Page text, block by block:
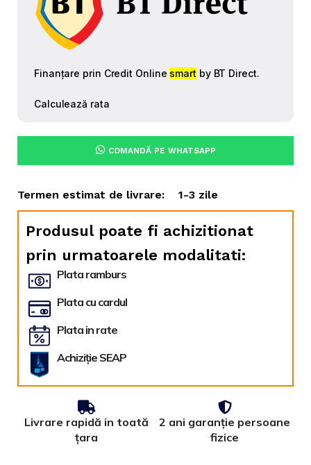
COMANDĂ PE WHATSAPP
Termen estimat de livrare: 1-3 zile
Produsul poate fi achizitionat
prin urmatoarele modalitati:
Plata ramburs
Plata cu cardul
Plata in rate
Achiziție SEAP
Livrare rapidă in toată
țara
2 ani garanție persoane
fizice